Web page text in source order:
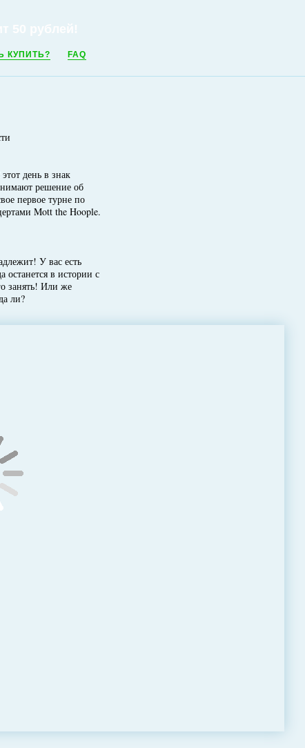
КУПИТЬ? FAQ
день в знак
решение об
первое турне по
Mott the Hoople.
У вас есть
останется в истории с
занять! Или же
ли?